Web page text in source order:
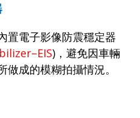
置電子影像防震穩定器
) ，避免因車輛
成的模糊拍攝情況。